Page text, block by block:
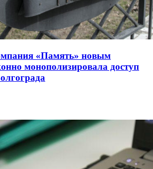
«Память» новым
монополизировала доступ